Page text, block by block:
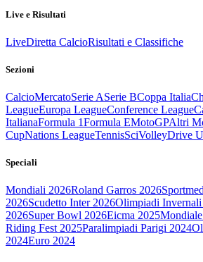
Live e Risultati
LiveDiretta CalcioRisultati e Classifiche
Sezioni
CalcioMercatoSerie ASerie BCoppa Italia
LeagueEuropa LeagueConference League
ItalianaFormula 1Formula EMotoGPAltri
CupNations LeagueTennisSciVolleyDrive
Speciali
Mondiali 2026Roland Garros 2026
2026Scudetto Inter 2026Olimpiadi
2026Super Bowl 2026Eicma 2025
Riding Fest 2025Paralimpiadi Parigi 2024
2024Euro 2024